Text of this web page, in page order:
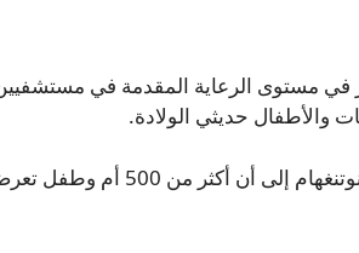
مستوى الرعاية المقدمة في مستشفيين
والأطفال حديثي الولادة.
وخلص التحقيق في خدمات الولادة في